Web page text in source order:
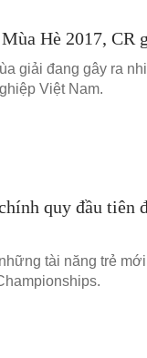
Hè 2017, CR
giải đang gây ra
Việt Nam.
quy đầu tiên
tài năng trẻ